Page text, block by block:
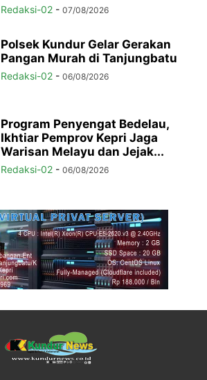
Redaksi-02 - 07/08/2026
Polsek Kundur Gelar Gerakan
Pangan Murah di Tanjungbatu
Redaksi-02 - 06/08/2026
Program Penyengat Bedelau,
Ikhtiar Pemprov Kepri Jaga
Warisan Melayu dan Jejak...
Redaksi-02 - 06/08/2026